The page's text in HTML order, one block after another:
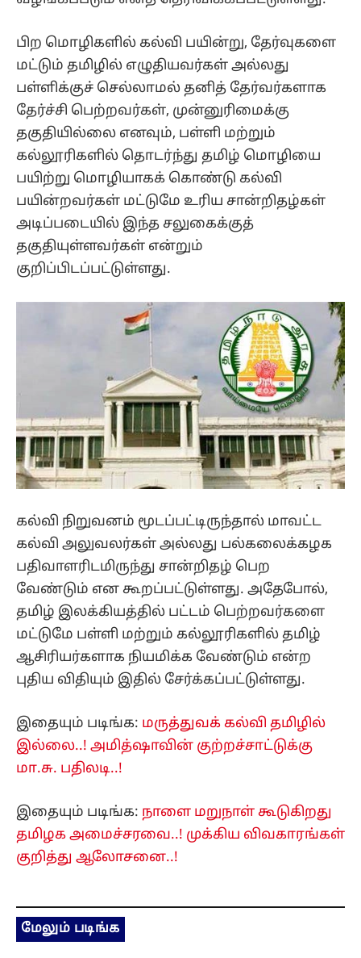
பிற மொழிகளில் கல்வி பயின்று, தேர்வுகளை
மட்டும் தமிழில் எழுதியவர்கள் அல்லது
பள்ளிக்குச் செல்லாமல் தனித் தேர்வர்களாக
தேர்ச்சி பெற்றவர்கள், முன்னுரிமைக்கு
தகுதியில்லை எனவும், பள்ளி மற்றும்
கல்லூரிகளில் தொடர்ந்து தமிழ் மொழியை
பயிற்று மொழியாகக் கொண்டு கல்வி
பயின்றவர்கள் மட்டுமே உரிய சான்றிதழ்கள்
அடிப்படையில் இந்த சலுகைக்குத்
தகுதியுள்ளவர்கள் என்றும்
குறிப்பிடப்பட்டுள்ளது.
கல்வி நிறுவனம் மூடப்பட்டிருந்தால் மாவட்ட
கல்வி அலுவலர்கள் அல்லது பல்கலைக்கழக
பதிவாளரிடமிருந்து சான்றிதழ் பெற
வேண்டும் என கூறப்பட்டுள்ளது. அதேபோல்,
தமிழ் இலக்கியத்தில் பட்டம் பெற்றவர்களை
மட்டுமே பள்ளி மற்றும் கல்லூரிகளில் தமிழ்
ஆசிரியர்களாக நியமிக்க வேண்டும் என்ற
புதிய விதியும் இதில் சேர்க்கப்பட்டுள்ளது.
இதையும் படிங்க: மருத்துவக் கல்வி தமிழில்
இல்லை..! அமித்ஷாவின் குற்றச்சாட்டுக்கு
மா.சு. பதிலடி..!
இதையும் படிங்க: நாளை மறுநாள் கூடுகிறது
தமிழக அமைச்சரவை..! முக்கிய விவகாரங்கள்
குறித்து ஆலோசனை..!
மேலும் படிங்க